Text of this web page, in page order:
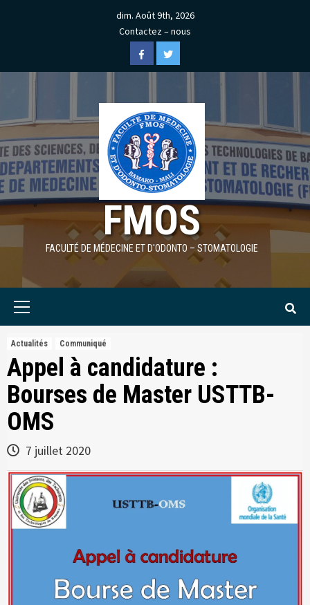
dim. Août 9th, 2026
Contactez – nous
FacebookTwitter
FMOS
FACULTÉ DE MÉDECINE ET D'ODONTO – STOMATOLOGIE
Actualités Communiqué
Appel à candidature :
Bourses de Master USTTB-
OMS
7 juillet 2020